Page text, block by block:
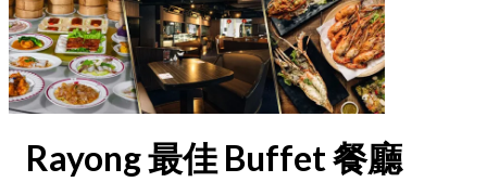
Rayong 最佳 Buffet 餐廳